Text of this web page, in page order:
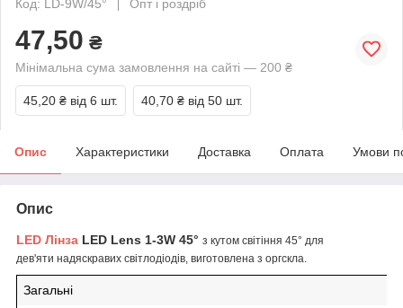
Код: LD-9W/45°
Опт і роздріб
47,50 ₴
Мінімальна сума замовлення на сайті — 200 ₴
45,20 ₴ від 6 шт. 40,70 ₴ від 50 шт.
Опис Характеристики Доставка Оплата Умови
Опис
LED Лінза LED Lens 1-3W 45° з кутом світіння 45° для
дев'яти надяскравих світлодіодів, виготовлена з оргскла.
Загальні